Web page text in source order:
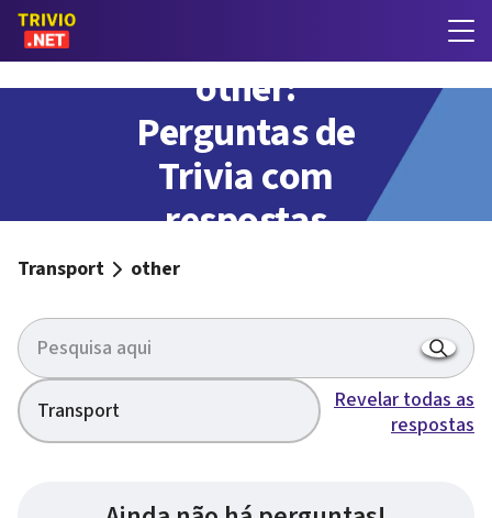
other:
Perguntas de
Trivia com
respostas
Transport other
Transport
Revelar todas as
respostas